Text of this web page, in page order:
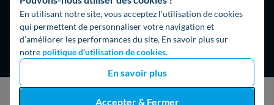
En utilisant notre site, vous acceptez l’utilisation de cookies
qui permettent de personnaliser votre navigation et
d’améliorer les performances du site. En savoir plus sur
notre politique d'utilisation de cookies.
En savoir plus
Accepter & Fermer
Demander mon devis gratuit
Fait avec ⚡ par Hello Watt
© 2026 Hello Watt |CGU|Mentions légales